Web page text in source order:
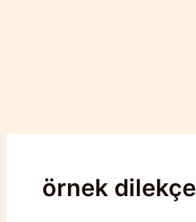
örnek dilekçe